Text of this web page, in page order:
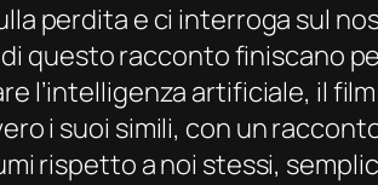
perdita e ci interroga sul
questo racconto finiscano
l’intelligenza artificiale, il
i suoi simili, con un
rispetto a noi stessi,